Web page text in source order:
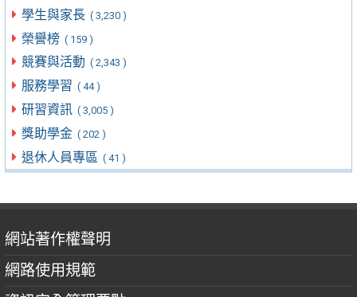
學生與家長 ( 3,230 )
榮譽榜 ( 159 )
競賽與活動 ( 2,343 )
服務學習 ( 44 )
研習資訊 ( 3,005 )
獎助學金 ( 202 )
退休人員專區 ( 41 )
網站著作權聲明
網路使用規範